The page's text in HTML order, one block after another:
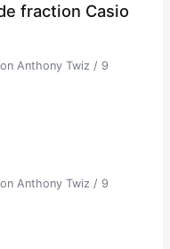
fraction Casio
Anthony Twiz/ 9
Anthony Twiz/ 9